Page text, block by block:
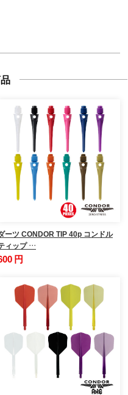
ーツ CONDOR TIP 40p コンドル
ィップ …
円